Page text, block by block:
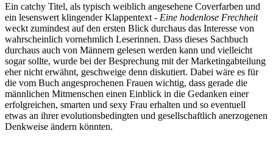
Ein catchy Titel, als typisch weiblich angesehene Coverfarben und
ein lesenswert klingender Klappentext - Eine hodenlose Frechheit
weckt zumindest auf den ersten Blick durchaus das Interesse von
wahrscheinlich vornehmlich Leserinnen. Dass dieses Sachbuch
durchaus auch von Männern gelesen werden kann und vielleicht
sogar sollte, wurde bei der Besprechung mit der Marketingabteilung
eher nicht erwähnt, geschweige denn diskutiert. Dabei wäre es für
die vom Buch angesprochenen Frauen wichtig, dass gerade die
männlichen Mitmenschen einen Einblick in die Gedanken einer
erfolgreichen, smarten und sexy Frau erhalten und so eventuell
etwas an ihrer evolutionsbedingten und gesellschaftlich anerzogenen
Denkweise ändern könnten.